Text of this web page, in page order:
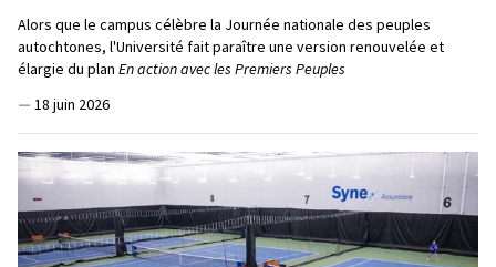
Alors que le campus célèbre la Journée nationale des peuples
autochtones, l'Université fait paraître une version renouvelée et
élargie du plan En action avec les Premiers Peuples
— 18 juin 2026